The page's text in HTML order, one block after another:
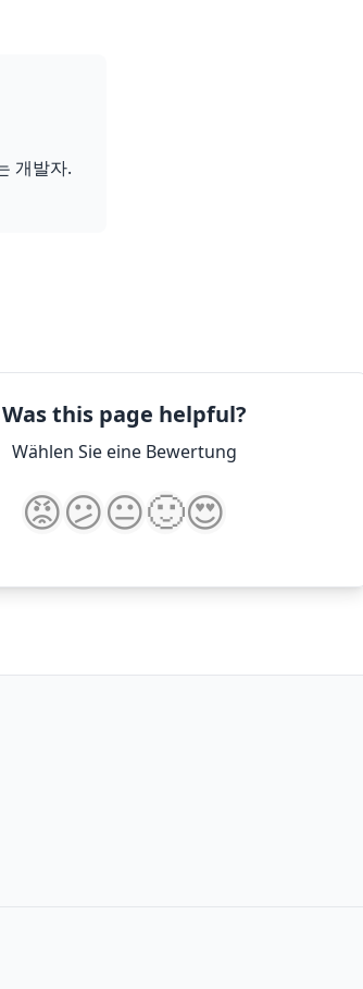
개발자.
Was this page helpful?
Wählen Sie eine Bewertung
😡😕😐🙂😍